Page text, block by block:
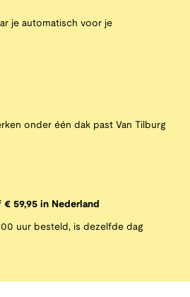
je automatisch voor je
onder één dak past Van Tilburg
59,95 in Nederland
uur besteld, is dezelfde dag